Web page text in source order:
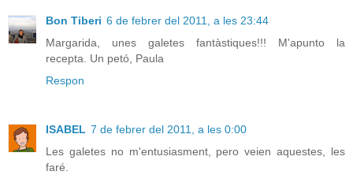
Bon Tiberi 6 de febrer del 2011, a les 23:44
Margarida, unes galetes fantàstiques!!! M'apunto la
recepta. Un petó, Paula
Respon
ISABEL 7 de febrer del 2011, a les 0:00
Les galetes no m'entusiasment, pero veien aquestes, les
faré.